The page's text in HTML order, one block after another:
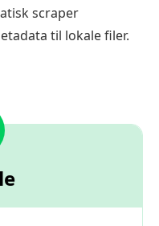
scraper
til lokale filer.